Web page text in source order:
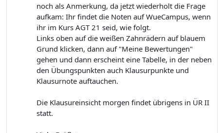
noch als Anmerkung, da jetzt wiederholt die Frage
aufkam: Ihr findet die Noten auf WueCampus, wenn
ihr im Kurs AGT 21 seid, wie folgt.
Links oben auf die weißen Zahnrädern auf blauem
Grund klicken, dann auf "Meine Bewertungen"
gehen und dann erscheint eine Tabelle, in der neben
den Übungspunkten auch Klausurpunkte und
Klausurnote auftauchen.
Die Klausureinsicht morgen findet übrigens in ÜR II
statt.